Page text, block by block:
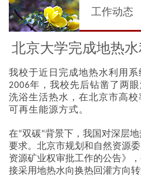
工作动态
北京大学完成地热
我校于近日完成地热水利用系
2006年，我校先后钻凿了两
洗浴生活热水，在北京市高校
可再生能源方式。
在“双碳”背景下，我国对深层
要求。北京市规划和自然资源
资源矿业权审批工作的公告》
接采用地热水向换热回灌方向转